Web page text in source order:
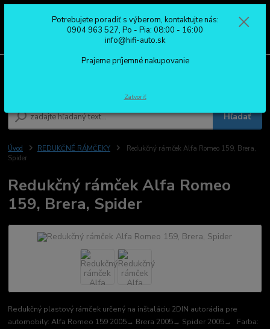
Hľadať
0904 963 527
Po - Pia: 08:00 - 16:00
Úvod REDUKČNÉ RÁMČEKY
Redukčný rámček Alfa Romeo 159, Brera,
Spider
Redukčný rámček Alfa Romeo
159, Brera, Spider
Redukčný plastový rámček určený na inštaláciu 2DIN autorádia pre
automobily: Alfa Romeo 159 2005→ Brera 2005→ Spider 2005→ Farba:
Potrebujete poradiť s výberom, kontaktujte nás:
0904 963 527, Po - Pia: 08:00 - 16:00
info@hifi-auto.sk
Prajeme príjemné nakupovanie
Zatvoriť